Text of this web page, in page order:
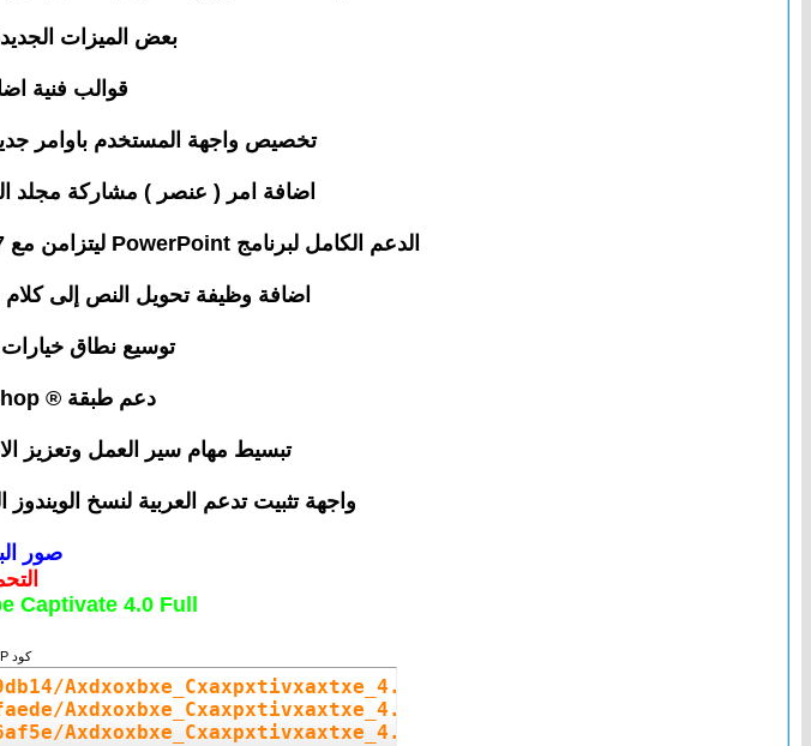
بعض الميزات
قوالب فنية
تخصيص واجهة المستخدم باوامر
اضافة امر ( عنصر ) مشاركة مجلد
الدعم الكامل لبرنامج PowerPoint ليتزامن مع Microsoft PowerPoint 2007 (تنسيق PPTX)
اضافة وظيفة تحويل النص إلى
توسيع نطاق
دعم طبقة ® Adobe Photoshop
تبسيط مهام سير العمل وتعزيز
واجهة تثبيت تدعم العربية لنسخ
صور
Captivate 4.0 Full
كود PHP: